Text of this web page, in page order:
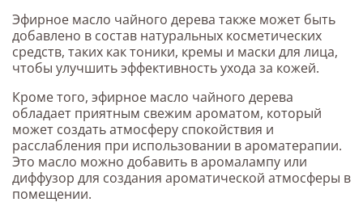
Эфирное масло чайного дерева также может быть
добавлено в состав натуральных косметических
средств, таких как тоники, кремы и маски для лица,
чтобы улучшить эффективность ухода за кожей.
Кроме того, эфирное масло чайного дерева
обладает приятным свежим ароматом, который
может создать атмосферу спокойствия и
расслабления при использовании в ароматерапии.
Это масло можно добавить в аромалампу или
диффузор для создания ароматической атмосферы в
помещении.